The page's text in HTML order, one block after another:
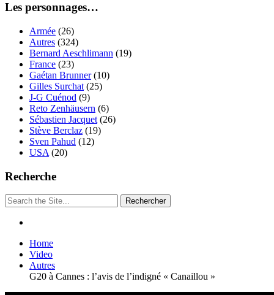
Les personnages…
Armée (26)
Autres (324)
Bernard Aeschlimann (19)
France (23)
Gaétan Brunner(10)
Gilles Surchat (25)
J-G Cuénod (9)
Reto Zenhäusern (6)
Sébastien Jacquet (26)
Stève Berclaz (19)
Sven Pahud (12)
USA (20)
Recherche
Home
Video
Autres
G20 à Cannes : l’avis de l’indigné « Canaillou »